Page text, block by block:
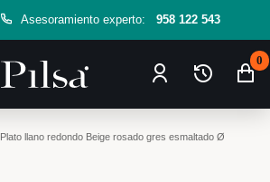
Asesoramiento experto: 958 122 543
0
Plato llano redondo Beige rosado gres esmaltado Ø